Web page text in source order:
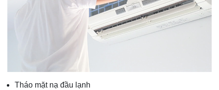
Tháo mặt nạ đầu lạnh